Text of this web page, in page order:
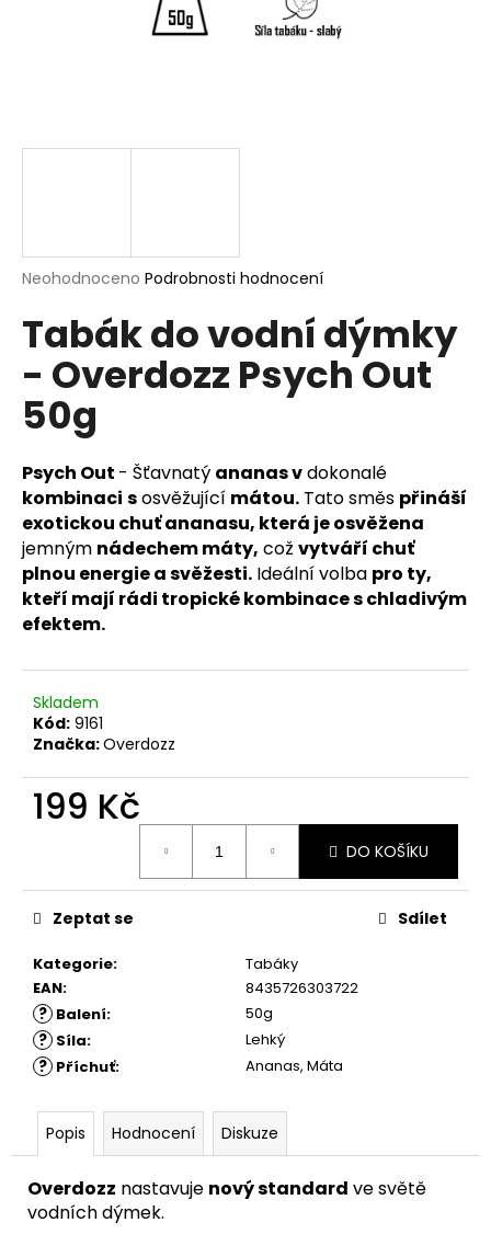
Průměrné
produktu
z
5
hvězdiček.
Neohodnoceno Podrobnosti hodnocení
Tabák do vodní dýmky
- Overdozz Psych Out
50g
Psych Out - Šťavnatý ananas vdokonalé
kombinaci sosvěžující mátou. Tato směs přináší
exotickou chuť ananasu, která je osvěžena
jemným nádechem máty, což vytváří chuť
plnou energie a svěžesti. Ideální volba pro ty,
kteří mají rádi tropické kombinace s chladivým
efektem.
Skladem
Kód: 9161
Značka:Overdozz
199 Kč
DO KOŠÍKU
Kategorie:
Tabáky
EAN: 8435726303722
? Balení: 50g
? Síla: Lehký
? Příchuť: Ananas, Máta
Zeptat se Sdílet
Popis Hodnocení Diskuze
Overdozz nastavuje nový standard ve světě
vodních dýmek.
?
HLEDAT
D
o
p
o
u
č
u
j
e
m
e